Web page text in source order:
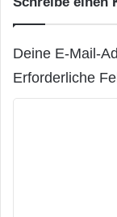
Deine E-Mail-
Erforderliche